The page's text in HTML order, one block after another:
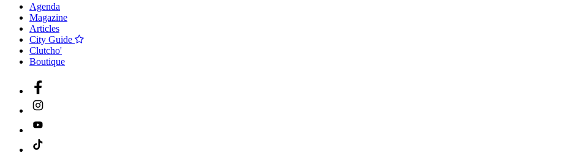
Agenda
Magazine
Articles
City Guide
Clutcho'
Boutique